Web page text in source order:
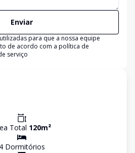
Enviar
para que a nossa equipe
de acordo com a política de
serviço
Total 120m²
4Dormitórios